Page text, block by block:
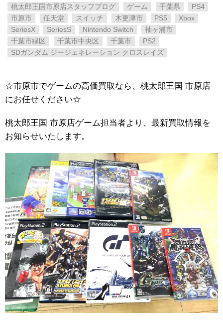
桃太郎王国市原店スタッフブログ
ゲーム 千葉県
PS4
市原市
任天堂 スイッチ 木更津市 PS5
Xbox
SeriesX
SeriesS Nintendo Switch
袖ヶ浦市
千葉市緑区
千葉市中央区 千葉市
PS2
SDガンダム ジージェネレーション クロスレイズ
☆市原市でゲームの高価買取なら、桃太郎王国 市原店
にお任せください☆
桃太郎王国 市原店ゲーム担当者より、最新買取情報を
お知らせいたします。